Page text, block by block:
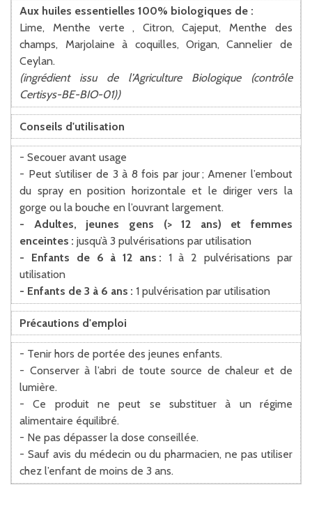
Aux huiles essentielles 100% biologiques de :
Lime, Menthe verte , Citron, Cajeput, Menthe des
champs, Marjolaine à coquilles, Origan, Cannelier de
Ceylan.
(ingrédient issu de l’Agriculture Biologique (contrôle
Certisys-BE-BIO-01))
Conseils d'utilisation
- Secouer avant usage
- Peut s’utiliser de 3 à 8 fois par jour ; Amener l’embout
du spray en position horizontale et le diriger vers la
gorge ou la bouche en l’ouvrant largement.
- Adultes, jeunes gens (> 12 ans) et femmes
enceintes : jusqu’à 3 pulvérisations par utilisation
- Enfants de 6 à 12 ans : 1 à 2 pulvérisations par
utilisation
- Enfants de 3 à 6 ans : 1 pulvérisation par utilisation
Précautions d'emploi
- Tenir hors de portée des jeunes enfants.
- Conserver à l’abri de toute source de chaleur et de
lumière.
- Ce produit ne peut se substituer à un régime
alimentaire équilibré.
- Ne pas dépasser la dose conseillée.
- Sauf avis du médecin ou du pharmacien, ne pas utiliser
chez l’enfant de moins de 3 ans.